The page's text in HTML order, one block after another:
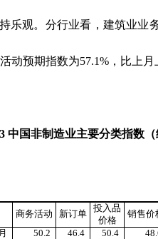
乐观。分行业看，建筑业业
动预期指数为57.1% ，比上
3 中国非制造业主要分类指数
商务活动 新订单
投入品
价格
销售价
月 50.2 46.4 50.4